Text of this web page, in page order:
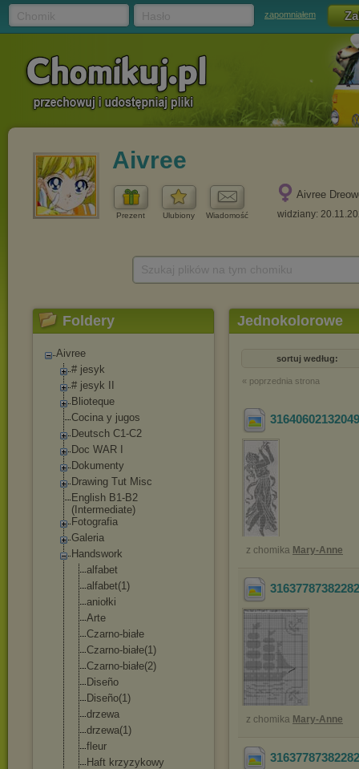
zapomniałem
Aivree
Prezent Ulubiony Wiadomość
Aivree
widziany:
Foldery
Aivree
# jesyk
# jesyk II
Blioteque
Cocina y jugos
Deutsch C1-C2
Doc WAR I
Dokumenty
Drawing Tut Misc
English B1-B2
(Intermediate)
Fotografia
Galeria
Handswork
alfabet
alfabet(1)
aniołki
Arte
Czarno-białe
Czarno-białe(1)
Czarno-białe(2)
Diseño
Diseño(1)
drzewa
drzewa(1)
fleur
Haft krzyzykowy
Jednokolorowe
sortuj według:
« poprzednia strona
z chomika Mary-Anne
z chomika Mary-Anne